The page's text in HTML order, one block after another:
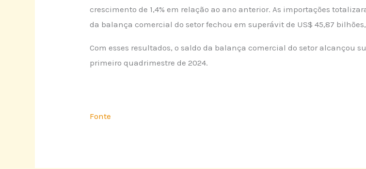
crescimento de 1,4% em relação ao ano anterior. As importações
da balança comercial do setor fechou em superávit de US$ 45,87
Com esses resultados, o saldo da balança comercial do setor alcançou
primeiro quadrimestre de 2024.
Fonte